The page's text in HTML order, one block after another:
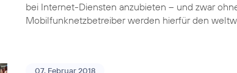
bei Internet-Diensten anzubieten – und zwar
Mobilfunknetzbetreiber werden hierfür den
07. Februar 2018